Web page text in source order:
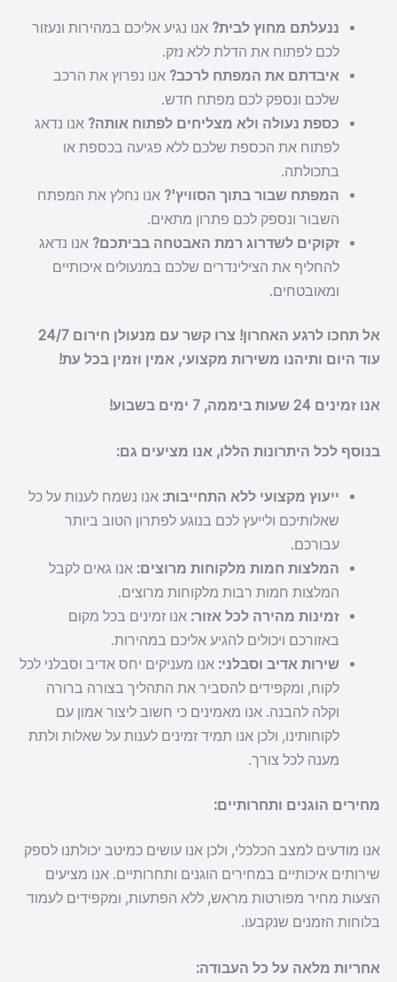
ננעלתם מחוץ לבית? אנו נגיע אליכם במהירות ונעזור
לכם לפתוח את הדלת ללא נזק.
איבדתם את המפתח לרכב? אנו נפרוץ את הרכב
שלכם ונספק לכם מפתח חדש.
כספת נעולה ולא מצליחים לפתוח אותה? אנו נדאג
לפתוח את הכספת שלכם ללא פגיעה בכספת או
בתכולתה.
המפתח שבור בתוך הסוויץ'? אנו נחלץ את המפתח
השבור ונספק לכם פתרון מתאים.
זקוקים לשדרוג רמת האבטחה בביתכם? אנו נדאג
להחליף את הצילינדרים שלכם במנעולים איכותיים
ומאובטחים.
אל תחכו לרגע האחרון! צרו קשר עם מנעולן חירום 24/7
עוד היום ותיהנו משירות מקצועי, אמין וזמין בכל עת!
אנו זמינים 24 שעות ביממה, 7 ימים בשבוע!
בנוסף לכל היתרונות הללו, אנו מציעים גם:
ייעוץ מקצועי ללא התחייבות: אנו נשמח לענות על כל
שאלותיכם ולייעץ לכם בנוגע לפתרון הטוב ביותר
עבורכם.
המלצות חמות מלקוחות מרוצים: אנו גאים לקבל
המלצות חמות רבות מלקוחות מרוצים.
זמינות מהירה לכל אזור: אנו זמינים בכל מקום
באזורכם ויכולים להגיע אליכם במהירות.
שירות אדיב וסבלני: אנו מעניקים יחס אדיב וסבלני לכל
לקוח, ומקפידים להסביר את התהליך בצורה ברורה
וקלה להבנה. אנו מאמינים כי חשוב ליצור אמון עם
לקוחותינו, ולכן אנו תמיד זמינים לענות על שאלות ולתת
מענה לכל צורך.
מחירים הוגנים ותחרותיים:
אנו מודעים למצב הכלכלי, ולכן אנו עושים כמיטב יכולתנו לספק
שירותים איכותיים במחירים הוגנים ותחרותיים. אנו מציעים
הצעות מחיר מפורטות מראש, ללא הפתעות, ומקפידים לעמוד
בלוחות הזמנים שנקבעו.
אחריות מלאה על כל העבודה: